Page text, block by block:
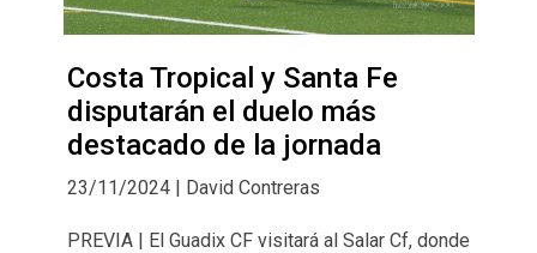
Costa Tropical y Santa Fe
disputarán el duelo más
destacado de la jornada
23/11/2024 | David Contreras
PREVIA | El Guadix CF visitará al Salar Cf, donde